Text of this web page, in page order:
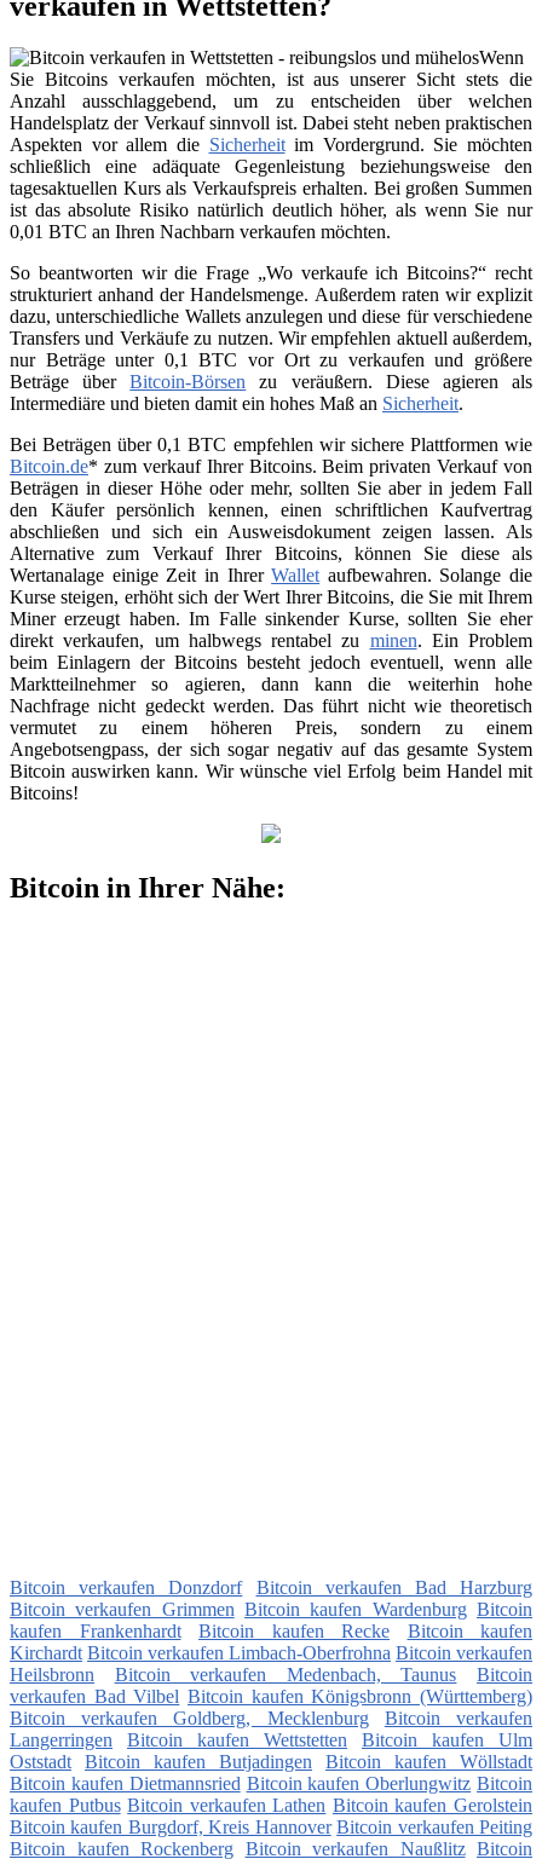
verkaufen in Wettstetten?
Wenn
Sie Bitcoins verkaufen möchten, ist aus unserer Sicht stets die
Anzahl ausschlaggebend, um zu entscheiden über welchen
Handelsplatz der Verkauf sinnvoll ist. Dabei steht neben praktischen
Aspekten vor allem die Sicherheitim Vordergrund. Sie möchten
schließlich eine adäquate Gegenleistung beziehungsweise den
tagesaktuellen Kurs als Verkaufspreis erhalten. Bei großen Summen
ist das absolute Risiko natürlich deutlich höher, als wenn Sie nur
0,01 BTC an Ihren Nachbarn verkaufen möchten.
So beantworten wir die Frage „Wo verkaufe ich Bitcoins?“ recht
strukturiert anhand der Handelsmenge. Außerdem raten wir explizit
dazu, unterschiedliche Wallets anzulegen und diese für verschiedene
Transfers und Verkäufe zu nutzen. Wir empfehlen aktuell außerdem,
nur Beträge unter 0,1 BTC vor Ort zu verkaufen und größere
Beträge überBitcoin-Börsen zu veräußern. Diese agieren als
Intermediäre und bieten damit ein hohes Maß an Sicherheit.
Bei Beträgen über 0,1 BTC empfehlen wir sichere Plattformen wie
Bitcoin.de* zum verkauf Ihrer Bitcoins. Beim privaten Verkauf von
Beträgen in dieser Höhe oder mehr, sollten Sie aber in jedem Fall
den Käufer persönlich kennen, einen schriftlichen Kaufvertrag
abschließen und sich ein Ausweisdokument zeigen lassen. Als
Alternative zum Verkauf Ihrer Bitcoins, können Sie diese als
Wertanalage einige Zeit in IhrerWallet aufbewahren. Solange die
Kurse steigen, erhöht sich der Wert Ihrer Bitcoins, die Sie mit Ihrem
Miner erzeugt haben. Im Falle sinkender Kurse, sollten Sie eher
direkt verkaufen, um halbwegs rentabel zu minen. Ein Problem
beim Einlagern der Bitcoins besteht jedoch eventuell, wenn alle
Marktteilnehmer so agieren, dann kann die weiterhin hohe
Nachfrage nicht gedeckt werden. Das führt nicht wie theoretisch
vermutet zu einem höheren Preis, sondern zu einem
Angebotsengpass, der sich sogar negativ auf das gesamte System
Bitcoin auswirken kann. Wir wünsche viel Erfolg beim Handel mit
Bitcoins!
Bitcoin in Ihrer Nähe:
Bitcoin verkaufen Donzdorf
Bitcoin verkaufen Bad Harzburg
Bitcoin verkaufen Grimmen Bitcoin kaufen Wardenburg Bitcoin
kaufen Frankenhardt
Bitcoin kaufen Recke
Bitcoin kaufen
Kirchardt Bitcoin verkaufen Limbach-Oberfrohna Bitcoin verkaufen
Heilsbronn
Bitcoin verkaufen Medenbach, Taunus
Bitcoin
verkaufen Bad Vilbel Bitcoin kaufen Königsbronn (Württemberg)
Bitcoin verkaufen Goldberg, Mecklenburg
Bitcoin verkaufen
Langerringen
Bitcoin kaufen Wettstetten
Bitcoin kaufen Ulm
Oststadt
Bitcoin kaufen Butjadingen
Bitcoin kaufen Wöllstadt
Bitcoin kaufen Dietmannsried Bitcoin kaufen Oberlungwitz Bitcoin
kaufen Putbus Bitcoin verkaufen Lathen Bitcoin kaufen Gerolstein
Bitcoin kaufen Burgdorf, Kreis Hannover Bitcoin verkaufen Peiting
Bitcoin kaufen Rockenberg Bitcoin verkaufen Naußlitz Bitcoin